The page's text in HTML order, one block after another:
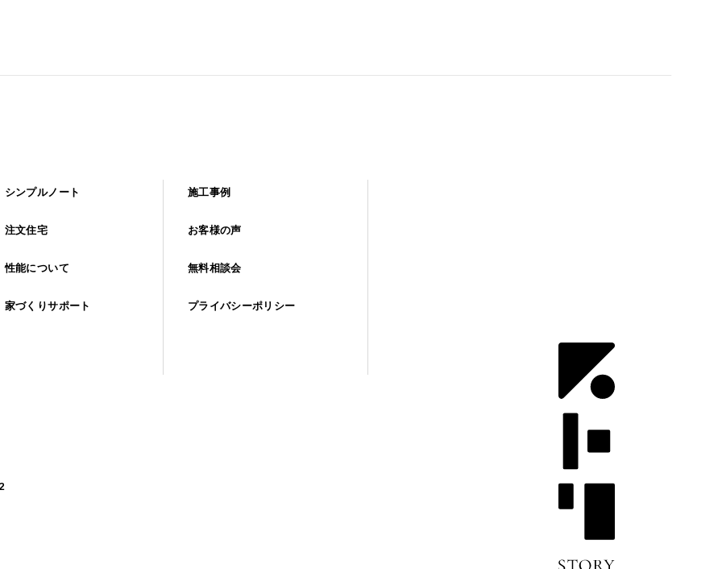
シンプルノート
注文住宅
性能について
家づくりサポート
施工事例
お客様の声
無料相談会
プライバシーポリシー